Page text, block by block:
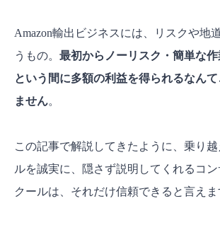
Amazon輸出ビジネスには、リスクや地
うもの。 最初からノーリスク・簡単な
という間に多額の利益を得られるなん
ません。
この記事で解説してきたように、乗り
ルを誠実に、隠さず説明してくれるコ
クールは、それだけ信頼できると言えま